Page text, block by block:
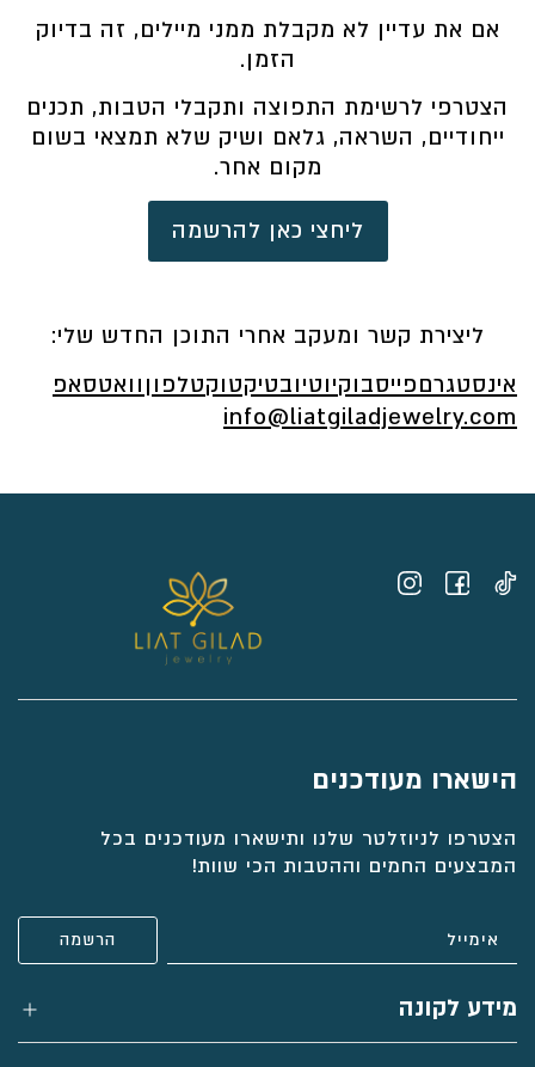
אם את עדיין לא מקבלת ממני מיילים, זה בדיוק
הזמן.
הצטרפי לרשימת התפוצה ותקבלי הטבות, תכנים
ייחודיים, השראה, גלאם ושיק שלא תמצאי בשום
מקום אחר.
ליחצי כאן להרשמה
ליצירת קשר ומעקב אחרי התוכן החדש שלי:
אינסטגרםפייסבוקיוטיובטיקטוקטלפון וואטסאפ
info@liatgiladjewelry.com
הישארו מעודכנים
הצטרפו לניוזלטר שלנו ותישארו מעודכנים בכל
המבצעים החמים וההטבות הכי שוות!
מידע לקונה